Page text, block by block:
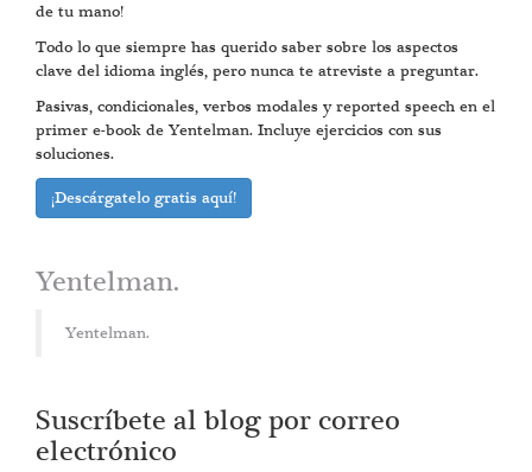
de tu mano!
Todo lo que siempre has querido saber sobre los aspectos
clave del idioma inglés, pero nunca te atreviste a preguntar.
Pasivas, condicionales, verbos modales y reported speech en el
primer e-book de Yentelman. Incluye ejercicios con sus
soluciones.
¡Descárgatelo gratis aquí!
Yentelman.
Yentelman.
Suscríbete al blog por correo
electrónico